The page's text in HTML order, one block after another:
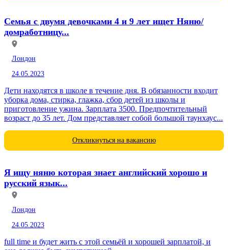
Семья с двумя девочками 4 и 9 лет ищет Няню/
домработницу...
Лондон
24.05.2023
Дети находятся в школе в течение дня. В обязанности входит
уборка дома, стирка, глажка, сбор детей из школы и
приготовление ужина. Зарплата 3500. Предпочтительный
возраст до 35 лет. Дом представляет собой большой таунхаус...
Откликнуться на вакансию
Я ищу няню которая знает английский хорошо и
русский язык...
Лондон
24.05.2023
full time и будет жить с этой семьёй и хорошей зарплатой, и